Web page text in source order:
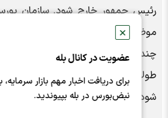
✕
عضویت در کانال بله
برای دریافت اخبار مهم بازار سرمایه،
نبض‌بورس در بله بپیوندید.
رئیس جمهور خارج شود. سازمان
موضوع دامنه نوسان را محدود کرد
چند روز کاری می توانست سازنده
طولانی شدن این تصمیم در بازار
شود و امتیاز نقدشوندگی را از بازار بگیرد.